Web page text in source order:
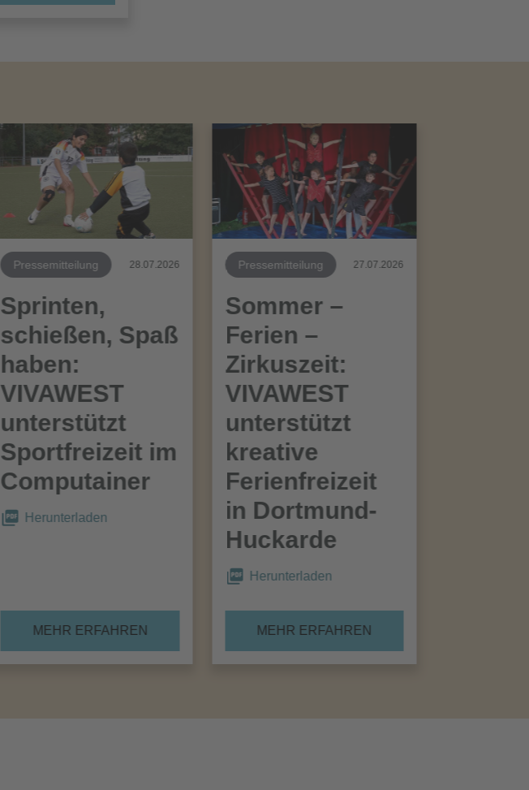
Pressemitteilung 28.07.2026
Sprinten,
schießen, Spaß
haben:
VIVAWEST
unterstützt
Sportfreizeit im
Computainer
Herunterladen
MEHR ERFAHREN
Pressemitteilung 27.07.2026
Sommer –
Ferien –
Zirkuszeit:
VIVAWEST
unterstützt
kreative
Ferienfreizeit
in Dortmund-
Huckarde
Herunterladen
MEHR ERFAHREN